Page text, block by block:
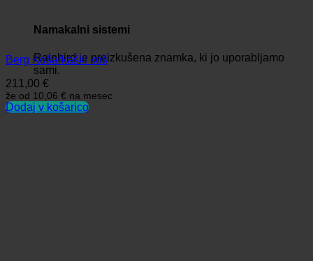
Namakalni sistemi
Rainbird je preizkušena znamka, ki jo uporabljamo
sami.
Berg Košarkaški koš
211,00 €
že od 10,06 € na mesec
Dodaj v košarico